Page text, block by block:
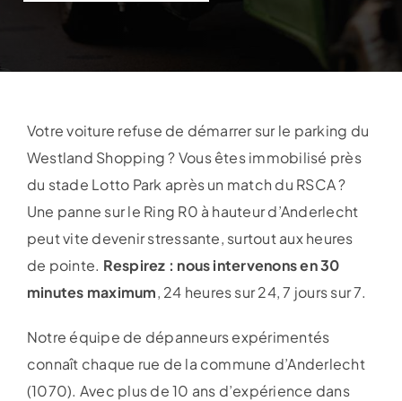
Votre voiture refuse de démarrer sur le parking du
Westland Shopping ? Vous êtes immobilisé près
du stade Lotto Park après un match du RSCA ?
Une panne sur le Ring R0 à hauteur d’Anderlecht
peut vite devenir stressante, surtout aux heures
de pointe. Respirez : nous intervenons en 30
minutes maximum, 24 heures sur 24, 7 jours sur 7.
Notre équipe de dépanneurs expérimentés
connaît chaque rue de la commune d’Anderlecht
(1070). Avec plus de 10 ans d’expérience dans